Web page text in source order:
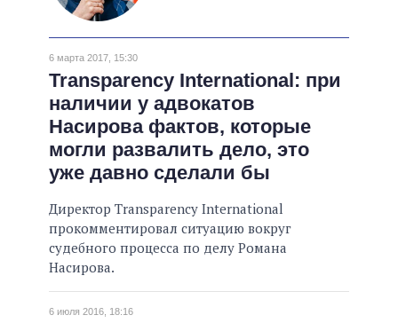
МНЕНИЯ
ОБЗОРЫ
ДАЙДЖЕСТЫ
ВСЕ ПОЛИТИКИ
ПРЕЗИДЕНТ И ОФИС
ВЕРХОВНАЯ РАДА
КАБИНЕТ МИНИСТРОВ
ГЛАВЫ ОБЛАДМИНИСТРАЦИЙ
МЭРЫ
ВСЕ ПЕРСОНЫ
ПОДДЕРЖАТЬ
СРАВНЕНИЕ ПОЛИТИКОВ
6 марта 2017, 15:30
Transparency International: при
наличии у адвокатов
Насирова фактов, которые
могли развалить дело, это
уже давно сделали бы
Директор Transparency International
прокомментировал ситуацию вокруг
судебного процесса по делу Романа
Насирова.
6 июля 2016, 18:16